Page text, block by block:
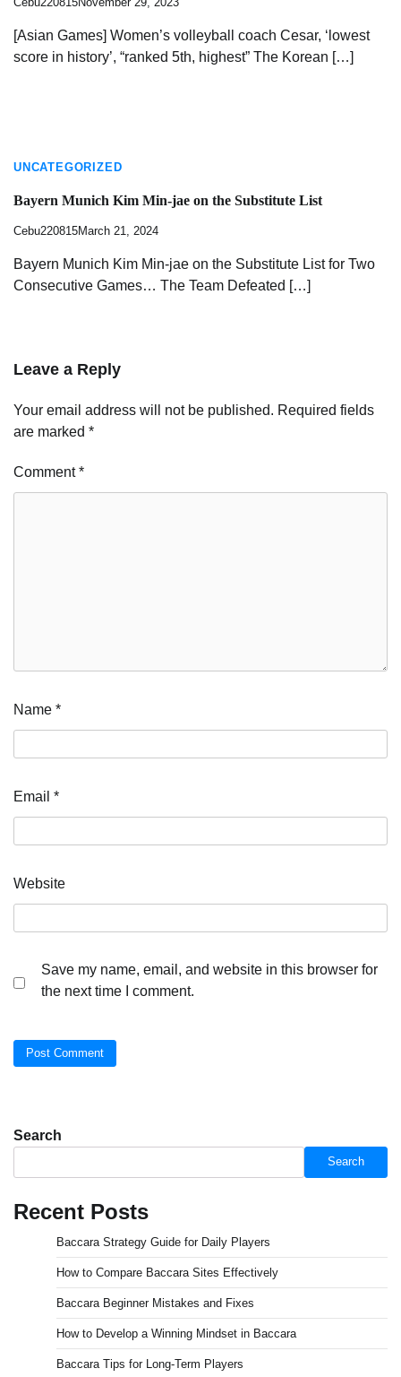
Cebu220815 November 29, 2023
[Asian Games] Women’s volleyball coach Cesar, ‘lowest
score in history’, “ranked 5th, highest” The Korean […]
UNCATEGORIZED
Bayern Munich Kim Min-jae on the Substitute List
Cebu220815March 21, 2024
Bayern Munich Kim Min-jae on the Substitute List for Two
Consecutive Games… The Team Defeated […]
Leave a Reply
Your email address will not be published. Required fields
are marked *
Comment*
Name *
Email *
Website
Save my name, email, and website in this browser for
the next time I comment.
Search
Search
Recent Posts
Baccara Strategy Guide for Daily Players
How to Compare Baccara Sites Effectively
Baccara Beginner Mistakes and Fixes
How to Develop a Winning Mindset in Baccara
Baccara Tips for Long-Term Players